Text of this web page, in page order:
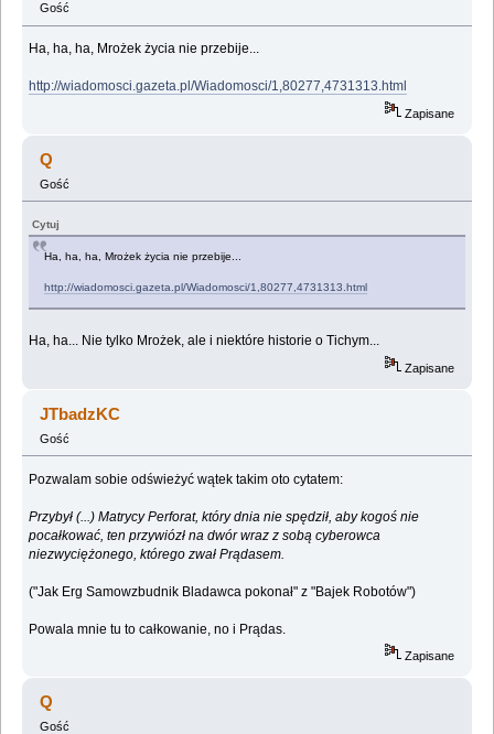
Gość
Ha, ha, ha, Mrożek życia nie przebije...
http://wiadomosci.gazeta.pl/Wiadomosci/1,80277,4731313.html
Zapisane
Q
Gość
Cytuj
Ha, ha, ha, Mrożek życia nie przebije...
http://wiadomosci.gazeta.pl/Wiadomosci/1,80277,4731313.html
Ha, ha... Nie tylko Mrożek, ale i niektóre historie o Tichym...
Zapisane
JTbadzKC
Gość
Pozwalam sobie odświeżyć wątek takim oto cytatem:
Przybył (...) Matrycy Perforat, który dnia nie spędził, aby kogoś nie
pocałkować, ten przywiózł na dwór wraz z sobą cyberowca
niezwyciężonego, którego zwał Prądasem.
("Jak Erg Samowzbudnik Bladawca pokonał" z "Bajek Robotów")
Powala mnie tu to całkowanie, no i Prądas.
Zapisane
Q
Gość